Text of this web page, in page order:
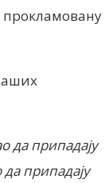
прокламовану
да припадају
припадају